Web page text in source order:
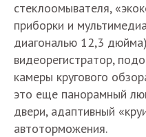
стеклоомывателя,
приборки и
диагональю 12,3
видеорегистратор,
камеры кругового
это еще панорамный
двери, адаптивный
автоторможения.